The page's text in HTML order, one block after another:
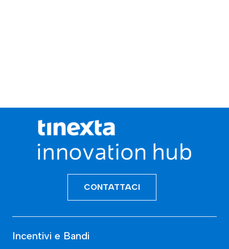
CONTATTACI
Incentivi e Bandi